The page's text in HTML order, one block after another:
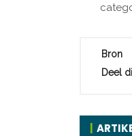
Bron
Deel